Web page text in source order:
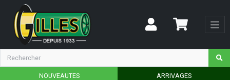
NOUVEAUTES ARRIVAGES